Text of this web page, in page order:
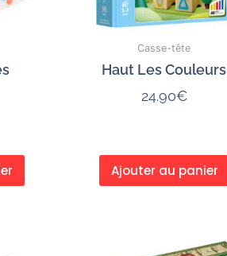
Casse-tête
Haut Les Couleurs
24.90€
Ajouter au panier